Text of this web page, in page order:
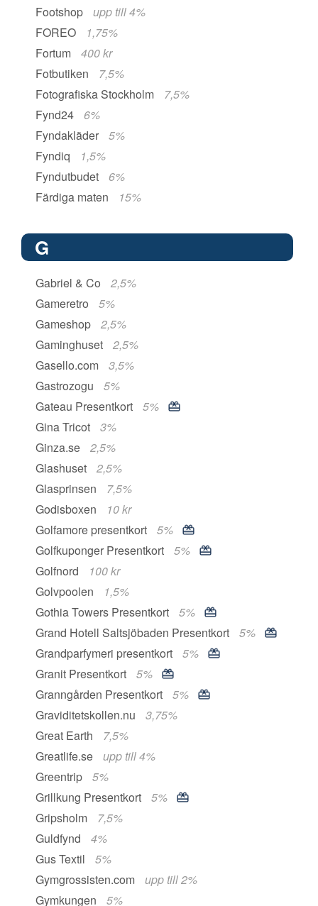
Footshop
upp till 4%
FOREO
1,75%
Fortum
400 kr
Fotbutiken
7,5%
Fotografiska Stockholm
7,5%
Fynd24
6%
Fyndakläder
5%
Fyndiq
1,5%
Fyndutbudet
6%
Färdiga maten
15%
G
Gabriel & Co
2,5%
Gameretro
5%
Gameshop
2,5%
Gaminghuset
2,5%
Gasello.com
3,5%
Gastrozogu
5%
Gateau Presentkort
5%
Gina Tricot
3%
Ginza.se
2,5%
Glashuset
2,5%
Glasprinsen
7,5%
Godisboxen
10 kr
Golfamore presentkort
5%
Golfkuponger Presentkort
5%
Golfnord
100 kr
Golvpoolen
1,5%
Gothia Towers Presentkort
5%
Grand Hotell Saltsjöbaden Presentkort
5%
Grandparfymeri presentkort
5%
Granit Presentkort
5%
Granngården Presentkort
5%
Graviditetskollen.nu
3,75%
Great Earth
7,5%
Greatlife.se
upp till 4%
Greentrip
5%
Grillkung Presentkort
5%
Gripsholm
7,5%
Guldfynd
4%
Gus Textil
5%
Gymgrossisten.com
upp till 2%
Gymkungen
5%